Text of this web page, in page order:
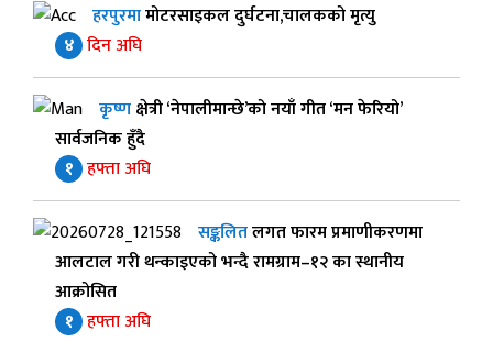
हरपुरमामोटरसाइकल दुर्घटना,चालकको मृत्यु
४ दिन अघि
कृष्णक्षेत्री ‘नेपालीमान्छे’को नयाँ गीत ‘मन फेरियो’
सार्वजनिक हुँदै
१ हफ्ता अघि
सङ्कलितलगत फारम प्रमाणीकरणमा
आलटाल गरी थन्काइएको भन्दै रामग्राम–१२ का स्थानीय
आक्रोसित
१ हफ्ता अघि